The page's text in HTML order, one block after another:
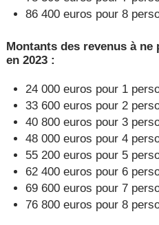
86 400 euros pour 8
Montants des revenus à ne
en 2023 :
24 000 euros pour 1
33 600 euros pour 2
40 800 euros pour 3
48 000 euros pour 4
55 200 euros pour 5
62 400 euros pour 6
69 600 euros pour 7
76 800 euros pour 8